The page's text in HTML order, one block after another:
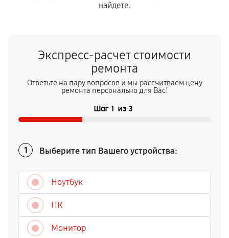
найдете.
Экспресс-расчет стоимости
ремонта
Ответьте на пару вопросов и мы рассчитваем цену
ремонта персонально для Вас!
Шаг 1 из 3
1 Выберите тип Вашего устройства:
Ноутбук
ПК
Монитор